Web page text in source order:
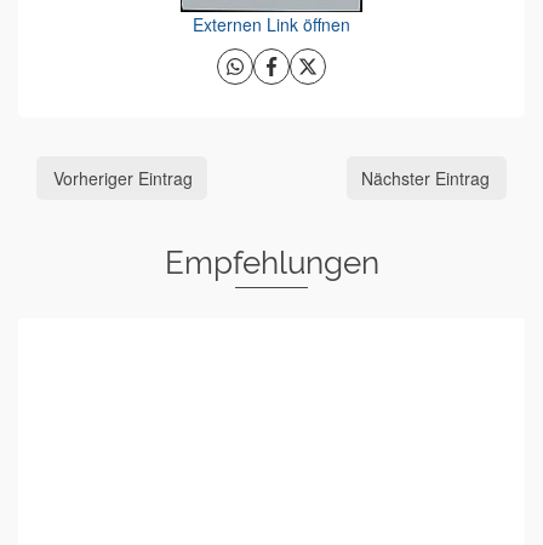
Externen Link öffnen
Vorheriger Eintrag Nächster Eintrag
Empfehlungen